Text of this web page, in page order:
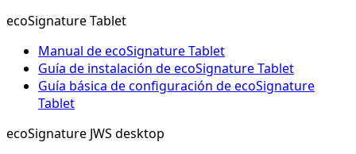
ecoSignature Tablet
Manual de ecoSignature Tablet
Guía de instalación de ecoSignature Tablet
Guía básica de configuración de ecoSignature
Tablet
ecoSignature JWS desktop